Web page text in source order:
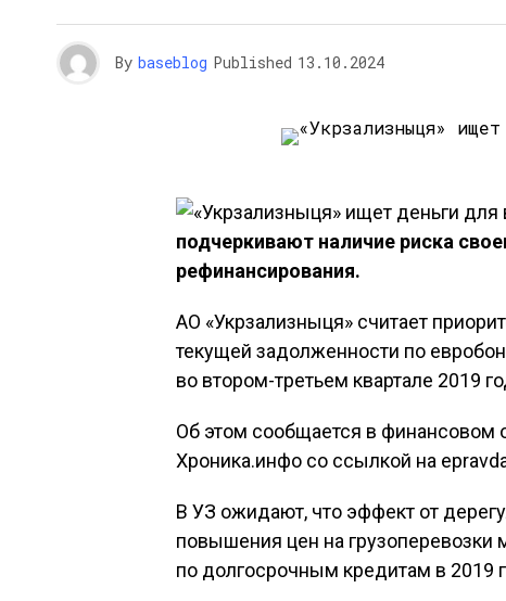
By baseblog Published 13.10.2024
подчеркивают наличие риска
рефинансирования.
АО «Укрзализныця» считает
текущей задолженности по
во втором-третьем квартале 2019
Об этом сообщается в финансовом
Хроника.инфо со ссылкой на
В УЗ ожидают, что эффект от
повышения цен на
по долгосрочным кредитам в 2019